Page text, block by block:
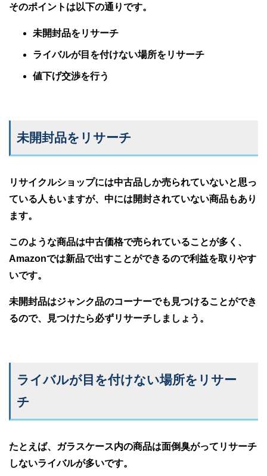
そのポイントは以下の通りです。
未開封品をリサーチ
ライバルが目を付けない場所をリサーチ
値下げ交渉を行う
未開封品をリサーチ
リサイクルショップには中古品しか売られていないと思っ
ている人もいますが、中には開封されていない商品もあり
ます。
このような商品は中古価格で売られていることが多く、
Amazonでは新品で出すことができるので利益を取りやす
いです。
未開封品はジャンク品のコーナーでも見つけることができ
るので、見つけたら必ずリサーチしましょう。
ライバルが目を付けない場所をリサー
チ
たとえば、ガラスケース内の商品は面倒臭がってリサーチ
しないライバルが多いです。